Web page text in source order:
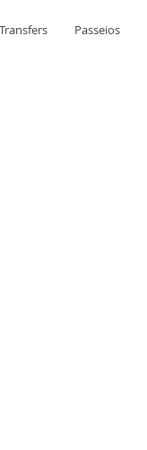
Transfers Passeios